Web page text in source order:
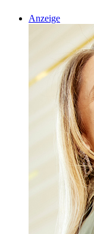
Anzeige